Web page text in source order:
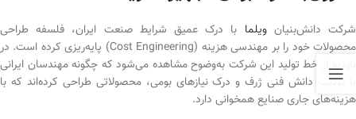
شرکت دانش‌بنیانویلما با درک عمیق شرایط صنعت ایران، فلسفه طراحی
محصولات خود را بر مهندسی هزینه (Cost Engineering) پایه‌ریزی کرده است. در
بازدید از خط تولید این شرکت به‌وضوح مشاهده می‌شود که چگونه مهندسان ایرانی
با ترکیب دانش فنی ژرف و درک نیازهای بومی، محصولاتی طراحی کرده‌اند که با
هزینه‌های جاری صنایع همخوانی دارد.